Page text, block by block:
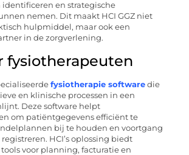
en strategische
nemen. Dit maakt HCI GGZ niet
hulpmiddel, maar ook een
in de zorgverlening.
fysiotherapeuten
fysiotherapie software die
en klinische processen in een
Deze software helpt
om patiëntgegevens efficiënt te
bij te houden en voortgang
HCI’s oplossing biedt
voor planning, facturatie en